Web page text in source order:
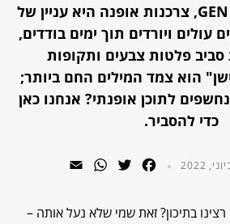
בשביל בני ובנות GEN Z, צרכנות אופנה היא עניין של
עולים ויורדים תוך ימים בודדים,
סביב פלטות צבעים ותקופות
הוא צמד המילים החם ביותר;
לתוכן אופנתי? אנחנו כאן
כדי להסביר.
Facebook
Twitter
WhatsApp
בתיכון? זאת שמי שלא נעל אותה –